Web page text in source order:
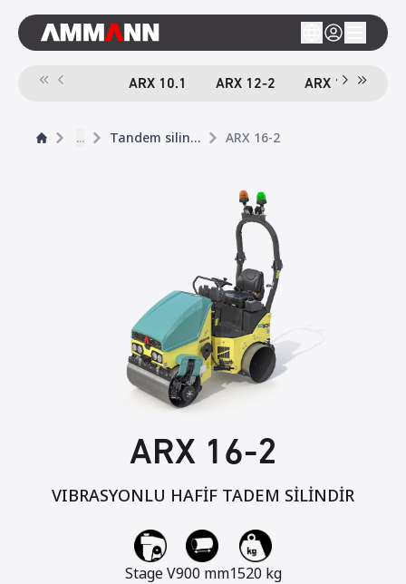
ARX 10.1 ARX 12-2 ARX 16-2
... Tandem silindirler ARX 16-2
ARX 16-2
VIBRASYONLU HAFİF TADEM SİLİNDİR
Stage V900 mm1520 kg